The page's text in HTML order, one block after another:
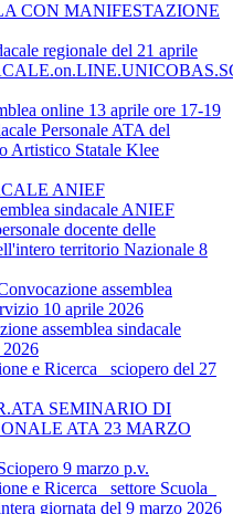
CON MANIFESTAZIONE
regionale del 21 aprile
online 13 aprile ore 17-19
Personale ATA del
Artistico Statale Klee
ANIEF
sindacale ANIEF
docente delle
territorio Nazionale 8
assemblea
10 aprile 2026
assemblea sindacale
2026
e Ricerca_ sciopero del 27
SEMINARIO DI
ATA 23 MARZO
9 marzo p.v.
e Ricerca_ settore Scuola_
giornata del 9 marzo 2026